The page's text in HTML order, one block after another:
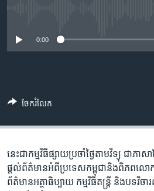
រចនា
ចូល​
ស្វែង​
កម្មវិធីទាំងអស់
បណ្តាញ​សង្គម
ភាសា
0:00
ចែករំលែក
នេះ​ជា​កម្ម​វិធី​ផ្សាយ​ប្រចាំ​ថ្ងៃ​តាម​វិទ្យុ ​ជាភា
ផ្តល់​ព័ត៌មាន​អំពី​ប្រទេស​កម្ពុជា​និង​ពិភព​ល
ព័ត៌មាន​អត្ថាធិប្បាយ​ កម្ម​វិធី​តន្ត្រី ​និង​បទ​វិ